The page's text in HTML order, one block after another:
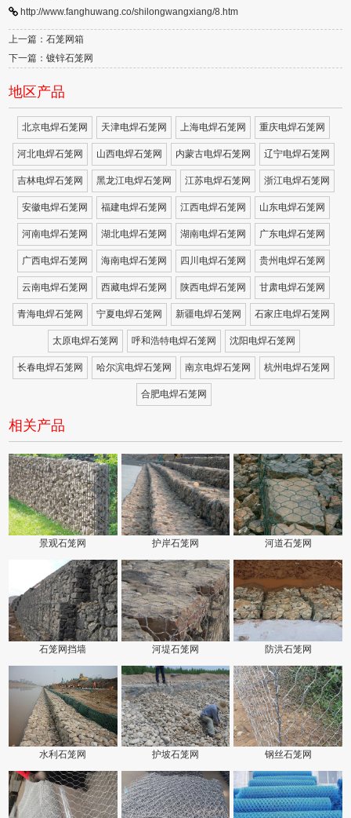
http://www.fanghuwang.co/shilongwangxiang/8.htm
上一篇：石笼网箱
下一篇：镀锌石笼网
地区产品
北京电焊石笼网 天津电焊石笼网 上海电焊石笼网 重庆电焊石笼网
河北电焊石笼网 山西电焊石笼网 内蒙古电焊石笼网 辽宁电焊石笼网
吉林电焊石笼网 黑龙江电焊石笼网 江苏电焊石笼网 浙江电焊石笼网
安徽电焊石笼网 福建电焊石笼网 江西电焊石笼网 山东电焊石笼网
河南电焊石笼网 湖北电焊石笼网 湖南电焊石笼网 广东电焊石笼网
广西电焊石笼网 海南电焊石笼网 四川电焊石笼网 贵州电焊石笼网
云南电焊石笼网 西藏电焊石笼网 陕西电焊石笼网 甘肃电焊石笼网
青海电焊石笼网 宁夏电焊石笼网 新疆电焊石笼网 石家庄电焊石笼网
太原电焊石笼网 呼和浩特电焊石笼网 沈阳电焊石笼网
长春电焊石笼网 哈尔滨电焊石笼网 南京电焊石笼网 杭州电焊石笼网
合肥电焊石笼网
相关产品
景观石笼网 护岸石笼网 河道石笼网
石笼网挡墙 河堤石笼网 防洪石笼网
水利石笼网 护坡石笼网 钢丝石笼网